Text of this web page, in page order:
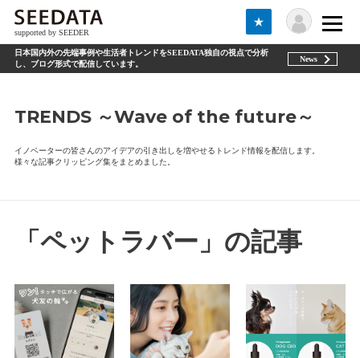
supported by SEEDER
★
日本国内外の先端事例や生活者トレンドをSEEDATA独自の視点で分析
し、ブログ形式で配信しています。
News
TRENDS ～Wave of the future～
イノベーターの皆さんのアイデアの引き出しを増やせるトレンド情報を配信します。
様々な記事クリッピング集をまとめました。
「ペットラバー」の記事